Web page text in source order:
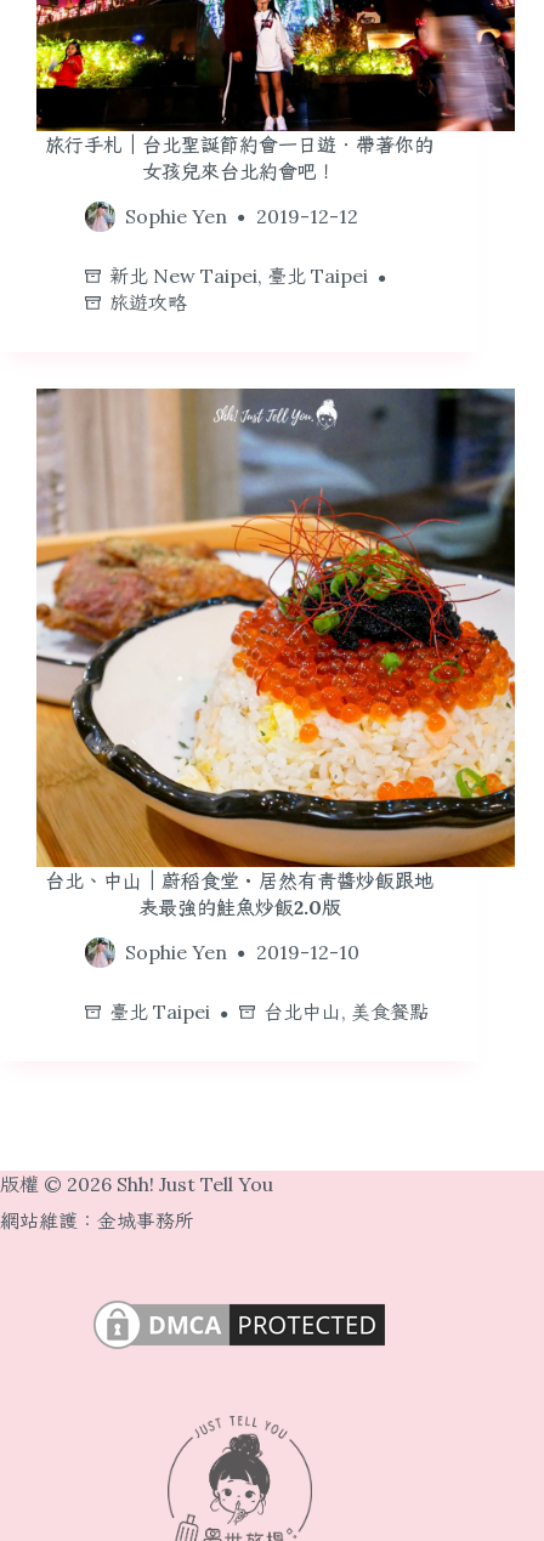
旅行手札｜台北聖誕節約會一日遊．帶著你的
女孩兒來台北約會吧！
Sophie Yen
2019-12-12
新北 New Taipei, 臺北 Taipei
旅遊攻略
台北、中山｜蔚稻食堂・居然有青醬炒飯跟地
表最強的鮭魚炒飯2.0版
Sophie Yen
2019-12-10
臺北 Taipei 台北中山 , 美食餐點
版權 © 2026 Shh! Just Tell You
網站維護： 金城事務所